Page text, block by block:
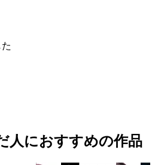
人におすすめの作品